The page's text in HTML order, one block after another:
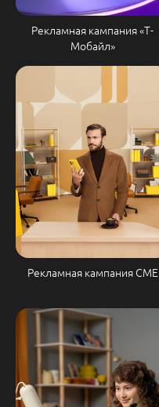
Рекламная кампания «Т-
Мобайл»
Рекламная кампания СМЕ